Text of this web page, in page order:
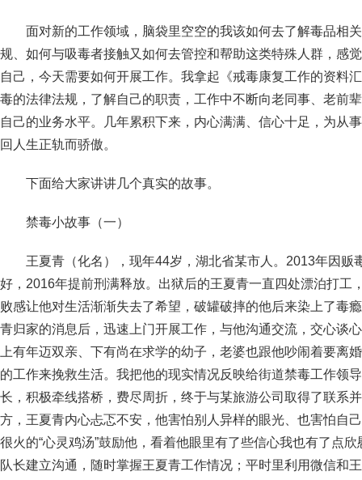
面对新的工作领域，脑袋里空空的我该如何去了解毒品相
规、如何与吸毒者接触又如何去管控和帮助这类特殊人群，感
自己，今天需要如何开展工作。我拿起《戒毒康复工作的资料
毒的法律法规，了解自己的职责，工作中不断向老同事、老前
自己的业务水平。几年累积下来，内心满满、信心十足，为从
回人生正轨而骄傲。
下面给大家讲讲几个真实的故事。
禁毒小故事（一）
王夏青（化名），现年44岁，湖北省某市人。2013年因贩
好，2016年提前刑满释放。出狱后的王夏青一直四处漂泊打工
败感让他对生活渐渐失去了希望，破罐破摔的他后来染上了毒
青归家的消息后，迅速上门开展工作，与他沟通交流，交心谈
上有年迈双亲、下有尚在求学的幼子，老婆也跟他吵闹着要离
的工作来挽救生活。我把他的现实情况反映给街道禁毒工作领
长，积极牵线搭桥，费尽周折，终于与某旅游公司取得了联系
方，王夏青内心忐忑不安，他害怕别人异样的眼光、也害怕自
很火的“心灵鸡汤”鼓励他，看着他眼里有了些信心我也有了点
队长建立沟通，随时掌握王夏青工作情况；平时里利用微信和